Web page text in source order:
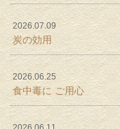
2026.07.09
炭の効用
2026.06.25
食中毒に ご用心